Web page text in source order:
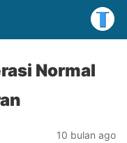
Normal
10 bulan ago